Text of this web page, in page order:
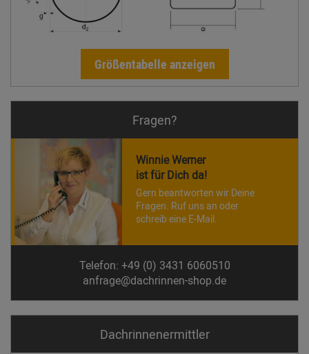
Größentabelle anzeigen
Fragen?
Winnie Werner
ist für Dich da!
Gern beantworten wir Deine
Fragen. Ruf uns an oder
schreib eine E-Mail.
Telefon: +49 (0) 3431 6060510
anfrage@dachrinnen-shop.de
Dachrinnen­ermittler